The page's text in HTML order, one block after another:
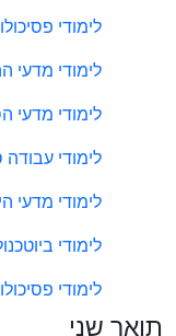
לימודי
לימודי מדעי
לימודי מדעי
לימודי עבודה
לימודי מדעי
לימודי
לימודי
תואר שני